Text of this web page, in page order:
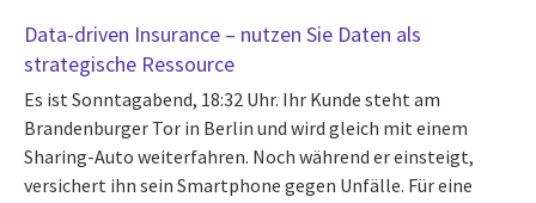
Data-driven Insurance – nutzen Sie Daten als
strategische Ressource
Es ist Sonntagabend, 18:32 Uhr. Ihr Kunde steht am
Brandenburger Tor in Berlin und wird gleich mit einem
Sharing-Auto weiterfahren. Noch während er einsteigt,
versichert ihn sein Smartphone gegen Unfälle. Für eine